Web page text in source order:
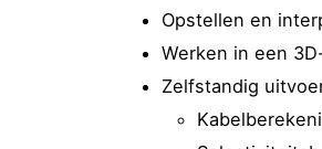
Opstellen en
Werken in een
Zelfstandig